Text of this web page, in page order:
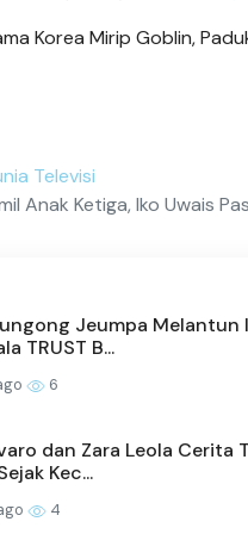
Korea Mirip Goblin,
Televisi
Anak Ketiga, Iko Uwais
Jeumpa Melantun
TRUST B...
6
dan Zara Leola Cerita
Kec...
4